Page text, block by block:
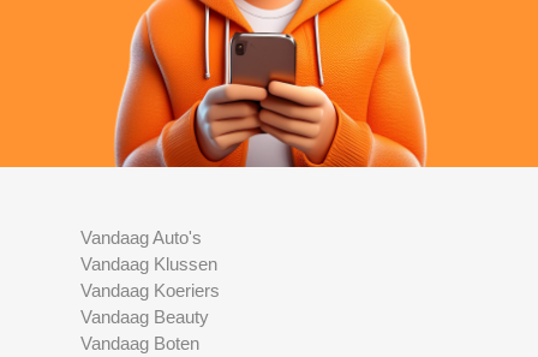
Vandaag Auto's
Vandaag Klussen
Vandaag Koeriers
Vandaag Beauty
Vandaag Boten